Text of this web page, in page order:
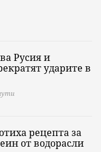
Русия и
ударите в
рецепта за
от водорасли